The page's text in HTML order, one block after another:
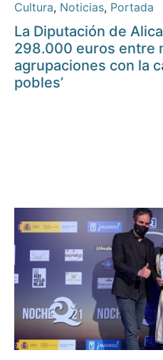
Cultura, Noticias, Portada
La Diputación de
298.000 euros entre
agrupaciones con la
pobles’